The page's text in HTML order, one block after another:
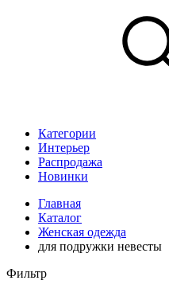
Категории
Интерьер
Распродажа
Новинки
Главная
Каталог
Женская одежда
для подружки невесты
Фильтр